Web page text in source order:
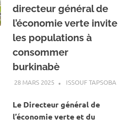
directeur général de
l’économie verte invite
les populations à
consommer
burkinabè
28 MARS 2025 ISSOUF TAPSOBA
‎Le Directeur général de
l’économie verte et du